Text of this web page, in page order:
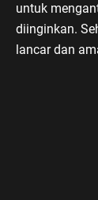
untuk
diinginkan.
lancar dan